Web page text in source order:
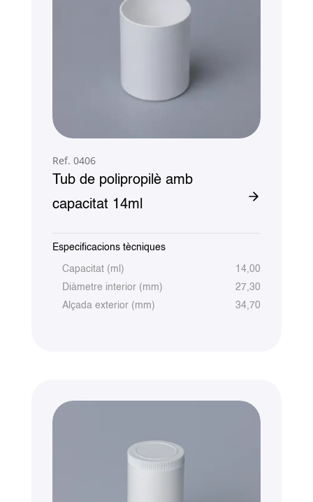
Ref. 0406
Tub de polipropilè amb
capacitat 14ml
Especificacions tècniques
Capacitat (ml)
14,00
Diàmetre interior (mm)
27,30
Alçada exterior (mm)
34,70